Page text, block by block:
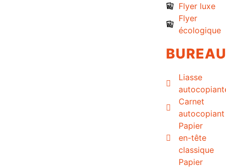
Flyer luxe
Flyer
écologique
BUREAU
Liasse
Carnet
autocopiant
Papier
en-tête
classique
Papier